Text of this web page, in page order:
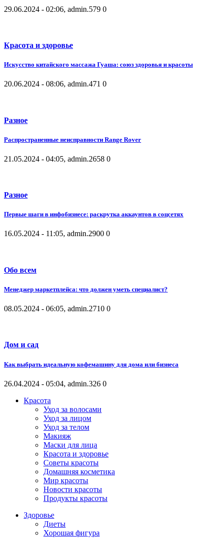
29.06.2024 - 02:06, admin.579 0
Красота и здоровье
Искусство китайского массажа Гуаша: союз здоровья и красоты
20.06.2024 - 08:06, admin.471 0
Разное
Распространенные неисправности Range Rover
21.05.2024 - 04:05, admin.2658 0
Разное
Первые шаги в инфобизнесе: раскрутка аккаунтов в соцсетях
16.05.2024 - 11:05, admin.2900 0
Обо всем
Менеджер маркетплейса: что должен уметь специалист?
08.05.2024 - 06:05, admin.2710 0
Дом и сад
Как выбрать идеальную кофемашину для дома или бизнеса
26.04.2024 - 05:04, admin.326 0
Красота
Уход за волосами
Уход за лицом
Уход за телом
Макияж
Маски для лица
Красота и здоровье
Советы красоты
Домашняя косметика
Мир красоты
Новости красоты
Продукты красоты
Здоровье
Диеты
Хорошая фигура